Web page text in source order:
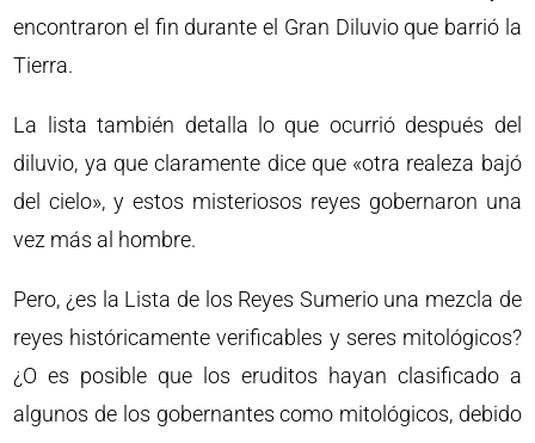
encontraron el fin durante el Gran Diluvio que barrió la
Tierra.
La lista también detalla lo que ocurrió después del
diluvio, ya que claramente dice que «otra realeza bajó
del cielo», y estos misteriosos reyes gobernaron una
vez más al hombre.
Pero, ¿es la Lista de los Reyes Sumerio una mezcla de
reyes históricamente verificables y seres mitológicos?
¿O es posible que los eruditos hayan clasificado a
algunos de los gobernantes como mitológicos, debido